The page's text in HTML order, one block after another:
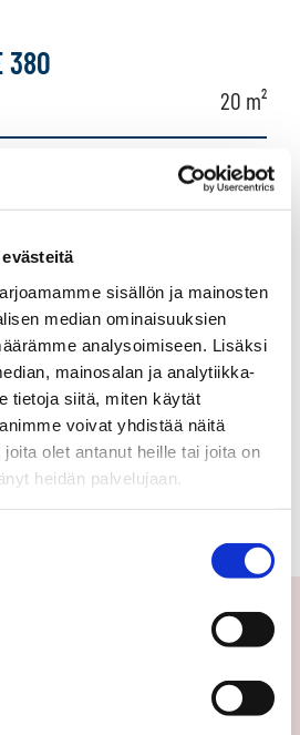
sisällön ja mainosten
median ominaisuuksien
analysoimiseen. Lisäksi
mainosalan ja analytiikka-
tietoja siitä, miten käytät
voivat yhdistää näitä
olet antanut heille tai joita on
heidän palvelujaan.
380
20 m²
15
55 m²